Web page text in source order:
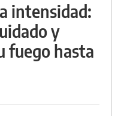
intensidad:
y
fuego hasta